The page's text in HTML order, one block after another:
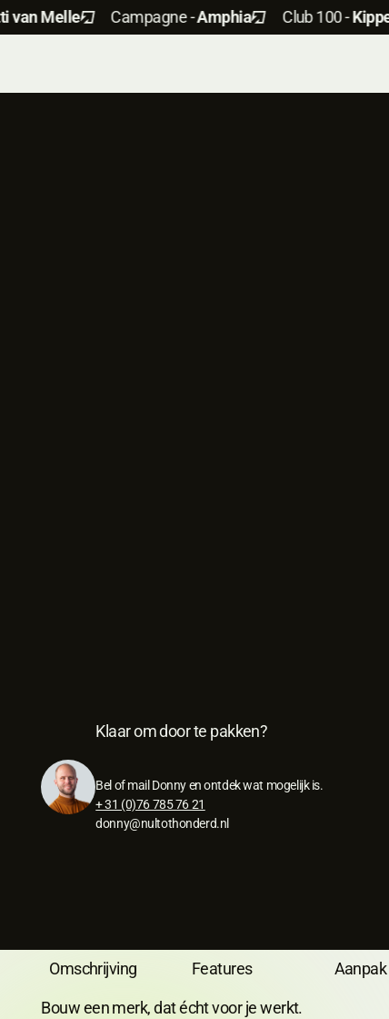
Melle Campagne -Amphia Club 100 -Kipperij
Klaar om door te pakken?
Bel of mail Donny en ontdek wat mogelijk is.
+ 31 (0)76 785 76 21
donny@nultothonderd.nl
Omschrijving
Omschrijving Features
Features Aanpak
Aanpak
Bouw een merk, dat écht voor je werkt.